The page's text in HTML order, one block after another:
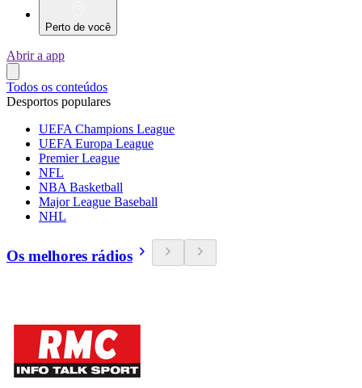
Perto de você
Abrir a app
Todos os conteúdos
Desportos populares
UEFA Champions League
UEFA Europa League
Premier League
NFL
NBA Basketball
Major League Baseball
NHL
Os melhores rádios